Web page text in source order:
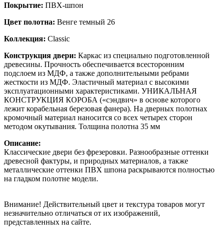
Покрытие: ПВХ-шпон
Цвет полотна: Венге темный 26
Коллекция: Classic
Конструкция двери: Каркас из специально подготовленной
древесины. Прочность обеспечивается всесторонним
подслоем из МДФ, а также дополнительными ребрами
жесткости из МДФ. Эластичный материал с высокими
эксплуатационными характеристиками. УНИКАЛЬНАЯ
КОНСТРУКЦИЯ КОРОБА («сэндвич» в основе которого
лежит корабельная березовая фанера). На дверных полотнах
кромочный материал наносится со всех четырех сторон
методом окутывания. Толщина полотна 35 мм
Описание:
Классические двери без фрезеровки. Разнообразные оттенки
древесной фактуры, и природных материалов, а также
металлические оттенки ПВХ шпона раскрываются полностью
на гладком полотне модели.
Внимание! Действительный цвет и текстура товаров могут
незначительно отличаться от их изображений,
представленных на сайте.